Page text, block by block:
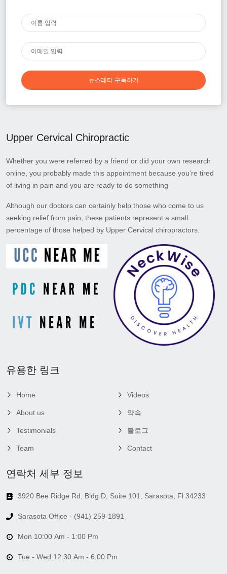
뉴스레터 구독하기
Upper Cervical Chiropractic
Whether you were referred by a friend or did your own research
online, you probably made this appointment because you’re tired
of living in pain and you are ready to do something
Although our doctors can certainly help those who come to us
seeking relief from pain, these patients represent a small
percentage of those helped by Upper Cervical chiropractors.
유용한 링크
Home
About us
Testimonials
Team
Videos
약속
블로그
Contact
연락처 세부 정보
3920 Bee Ridge Rd, Bldg D, Suite 101, Sarasota, Fl 34233
Sarasota Office - (941) 259-1891
Mon 10:00 Am - 1:00 Pm
Tue - Wed 12:30 Am - 6:00 Pm